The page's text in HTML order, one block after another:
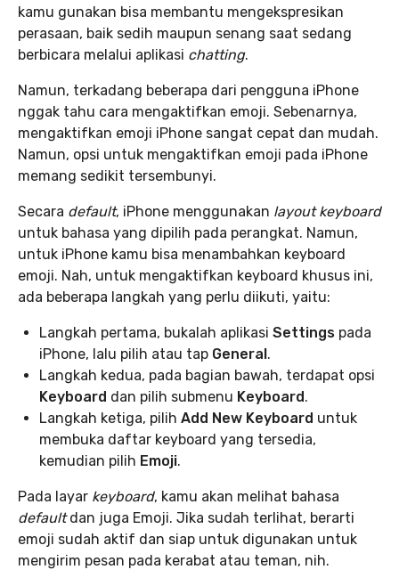
kamu gunakan bisa membantu mengekspresikan
perasaan, baik sedih maupun senang saat sedang
berbicara melalui aplikasi chatting.
Namun, terkadang beberapa dari pengguna iPhone
nggak tahu cara mengaktifkan emoji. Sebenarnya,
mengaktifkan emoji iPhone sangat cepat dan mudah.
Namun, opsi untuk mengaktifkan emoji pada iPhone
memang sedikit tersembunyi.
Secara default, iPhone menggunakan layout keyboard
untuk bahasa yang dipilih pada perangkat. Namun,
untuk iPhone kamu bisa menambahkan keyboard
emoji. Nah, untuk mengaktifkan keyboard khusus ini,
ada beberapa langkah yang perlu diikuti, yaitu:
Langkah pertama, bukalah aplikasi Settings pada
iPhone, lalu pilih atau tap General.
Langkah kedua, pada bagian bawah, terdapat opsi
Keyboard dan pilih submenu Keyboard.
Langkah ketiga, pilih Add New Keyboard untuk
membuka daftar keyboard yang tersedia,
kemudian pilih Emoji.
Pada layar keyboard, kamu akan melihat bahasa
defaultdan juga Emoji. Jika sudah terlihat, berarti
emoji sudah aktif dan siap untuk digunakan untuk
mengirim pesan pada kerabat atau teman, nih.